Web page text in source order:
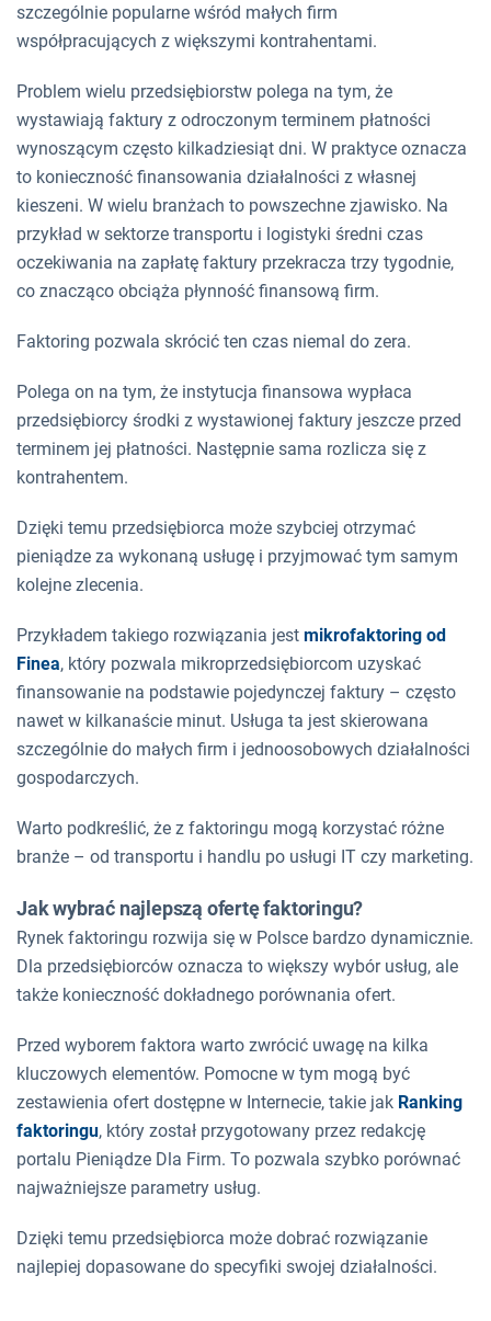
szczególnie popularne wśród małych firm
współpracujących z większymi kontrahentami.
Problem wielu przedsiębiorstw polega na tym, że
wystawiają faktury z odroczonym terminem płatności
wynoszącym często kilkadziesiąt dni. W praktyce oznacza
to konieczność finansowania działalności z własnej
kieszeni. W wielu branżach to powszechne zjawisko. Na
przykład w sektorze transportu i logistyki średni czas
oczekiwania na zapłatę faktury przekracza trzy tygodnie,
co znacząco obciąża płynność finansową firm.
Faktoring pozwala skrócić ten czas niemal do zera.
Polega on na tym, że instytucja finansowa wypłaca
przedsiębiorcy środki z wystawionej faktury jeszcze przed
terminem jej płatności. Następnie sama rozlicza się z
kontrahentem.
Dzięki temu przedsiębiorca może szybciej otrzymać
pieniądze za wykonaną usługę i przyjmować tym samym
kolejne zlecenia.
Przykładem takiego rozwiązania jest mikrofaktoring od
Finea, który pozwala mikroprzedsiębiorcom uzyskać
finansowanie na podstawie pojedynczej faktury – często
nawet w kilkanaście minut. Usługa ta jest skierowana
szczególnie do małych firm i jednoosobowych działalności
gospodarczych.
Warto podkreślić, że z faktoringu mogą korzystać różne
branże – od transportu i handlu po usługi IT czy marketing.
Jak wybrać najlepszą ofertę faktoringu?
Rynek faktoringu rozwija się w Polsce bardzo dynamicznie.
Dla przedsiębiorców oznacza to większy wybór usług, ale
także konieczność dokładnego porównania ofert.
Przed wyborem faktora warto zwrócić uwagę na kilka
kluczowych elementów. Pomocne w tym mogą być
zestawienia ofert dostępne w Internecie, takie jak Ranking
faktoringu, który został przygotowany przez redakcję
portalu Pieniądze Dla Firm. To pozwala szybko porównać
najważniejsze parametry usług.
Dzięki temu przedsiębiorca może dobrać rozwiązanie
najlepiej dopasowane do specyfiki swojej działalności.